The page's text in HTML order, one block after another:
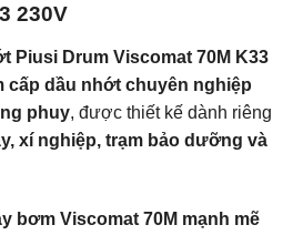
230V
Piusi Drum Viscomat 70M K33
cấp dầu nhớt chuyên nghiệp
phuy, được thiết kế dành riêng
xí nghiệp, trạm bảo dưỡng và
bơm Viscomat 70M mạnh mẽ